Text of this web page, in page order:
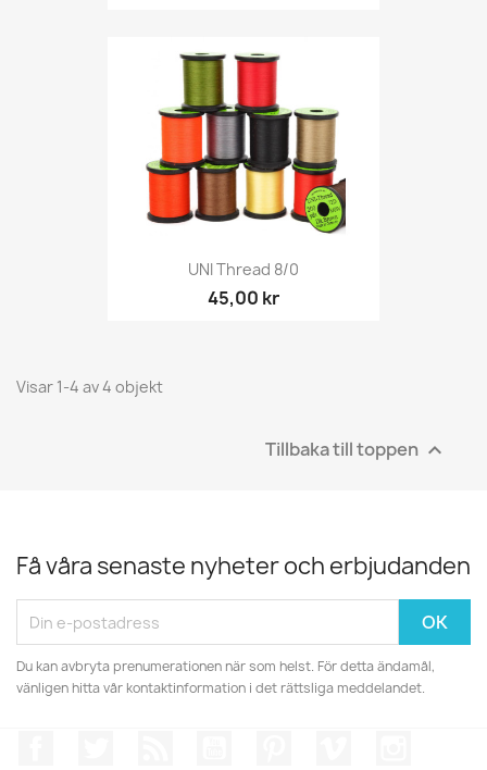
UNI Thread 8/0
45,00 kr
Visar 1-4 av 4 objekt
Tillbaka till toppen 
Få våra senaste nyheter och erbjudanden
Du kan avbryta prenumerationen när som helst. För detta ändamål,
vänligen hitta vår kontaktinformation i det rättsliga meddelandet.